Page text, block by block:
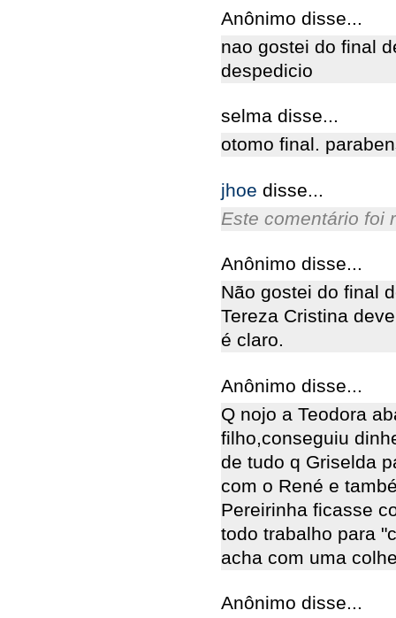
Anônimo disse...
nao gostei do final
despedicio
selma disse...
otomo final.
jhoe disse...
Este comentário foi
Anônimo disse...
Não gostei do final
Tereza Cristina
é claro.
Anônimo disse...
Q nojo a Teodora
filho,conseguiu
de tudo q Griselda
com o René e
Pereirinha ficasse
todo trabalho para
acha com uma
Anônimo disse...